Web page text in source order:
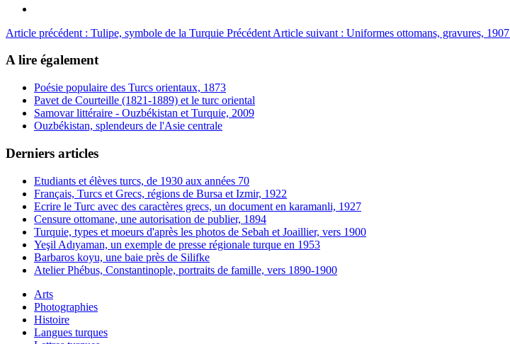
Article précédent : Tulipe, symbole de la Turquie Précédent Article suivant : Uniformes ottomans, gravures, 1907
A lire également
Poésie populaire des Turcs orientaux, 1873
Pavet de Courteille (1821-1889) et le turc oriental
Samovar littéraire - Ouzbékistan et Turquie, 2009
Ouzbékistan, splendeurs de l'Asie centrale
Derniers articles
Etudiants et élèves turcs, de 1930 aux années 70
Français, Turcs et Grecs, régions de Bursa et Izmir, 1922
Ecrire le Turc avec des caractères grecs, un document en karamanli, 1927
Censure ottomane, une autorisation de publier, 1894
Turquie, types et moeurs d'après les photos de Sebah et Joaillier, vers 1900
Yeşil Adıyaman, un exemple de presse régionale turque en 1953
Barbaros koyu, une baie près de Silifke
Atelier Phébus, Constantinople, portraits de famille, vers 1890-1900
Arts
Photographies
Histoire
Langues turques